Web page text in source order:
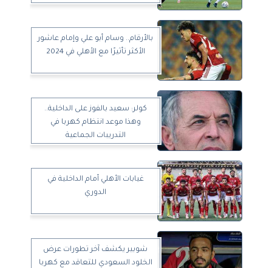
بالأرقام.. وسام أبو علي وإمام عاشور
الأكثر تأثيرًا مع الأهلي في 2024
كولر: سعيد بالفوز على الداخلية..
وهذا موعد انتظام كهربا في
التدريبات الجماعية
غيابات الأهلي أمام الداخلية في
الدوري
شوبير يكشف آخر تطورات عرض
الخلود السعودي للتعاقد مع كهربا